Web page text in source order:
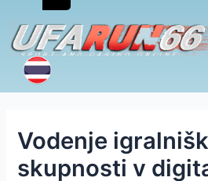
Vodenje
skupnosti v